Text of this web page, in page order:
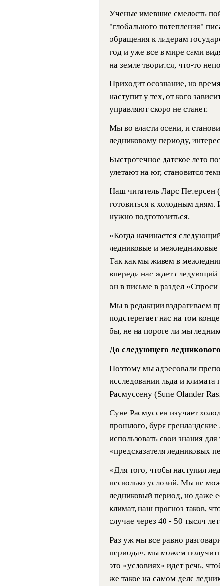
Ученые имевшие смелость
"глобального потепления"
обращения к лидерам
год и уже все в мире сами
на земле творится, что-то
Приходит осознание, но
наступит у тех, от кого
управляют скоро не станет.
Мы во власти осени, и
ледниковому периоду,
Быстротечное датское лето
улетают на юг, становится
Наш читатель Ларс Петерсен
готовиться к холодным дням.
нужно подготовиться.
«Когда начинается
ледниковые и
Так как мы живем в
впереди нас ждет следующий
он в письме в раздел
Мы в редакции вздрагиваем
подстерегает нас на том
бы, не на пороге ли мы
До следующего
Поэтому мы адресовали
исследований льда и климата
Расмуссену (Sune Olander
Суне Расмуссен изучает
прошлого, буря
использовать свои знания
«предсказателя ледниковых
«Для того, чтобы наступил
несколько условий. Мы не
ледниковый период, но даже
климат, наш прогноз таков,
случае через 40 - 50 тысяч
Раз уж мы все равно
периода», мы можем
это «условиях» идет речь,
же такое на самом деле